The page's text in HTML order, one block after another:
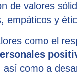
de valores
empáticos y
como el
como a